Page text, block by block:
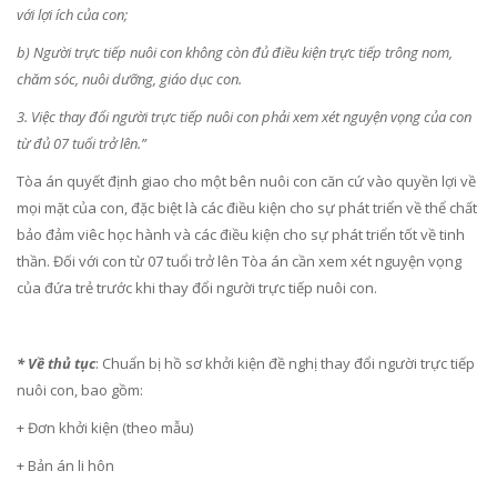
với lợi ích của con;
b) Người trực tiếp nuôi con không còn đủ điều kiện trực tiếp trông nom,
chăm sóc, nuôi dưỡng, giáo dục con.
3. Việc thay đổi người trực tiếp nuôi con phải xem xét nguyện vọng của con
từ đủ 07 tuổi trở lên.”
Tòa án quyết định giao cho một bên nuôi con căn cứ vào quyền lợi về
mọi mặt của con, đặc biệt là các điều kiện cho sự phát triển về thể chất
bảo đảm viêc học hành và các điều kiện cho sự phát triển tốt về tinh
thần. Đối với con từ 07 tuổi trở lên Tòa án cần xem xét nguyện vọng
của đứa trẻ trước khi thay đổi người trực tiếp nuôi con.
* Về thủ tục: Chuẩn bị hồ sơ khởi kiện đề nghị thay đổi người trực tiếp
nuôi con, bao gồm:
+ Đơn khởi kiện (theo mẫu)
+ Bản án li hôn